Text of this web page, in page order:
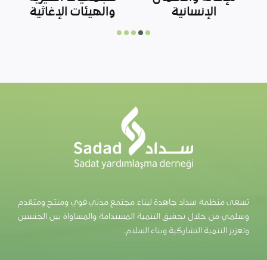
وتعزيز التنمية التشاركية وبناء السلام.